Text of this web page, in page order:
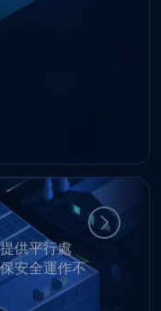
供平行處
安全運作不